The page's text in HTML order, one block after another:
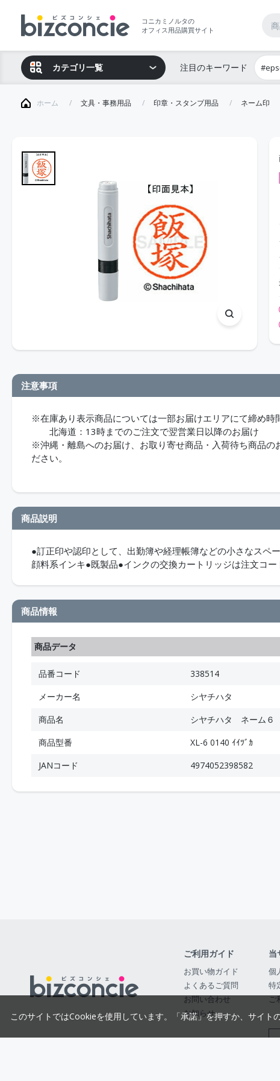
コニカミノルタの
オフィス用品購買サイト
カテゴリ一覧 注目のキーワード
ホーム 文具・事務用品 印章・スタンプ用品 ネーム印
注意事項
※在庫あり表示商品については一部お届けエリアにて締め時
北海道：13時までのご注文で翌営業日以降のお届け
※沖縄・離島へのお届け、お取り寄せ商品・入荷待ち商品
ださい。
商品説明
●訂正印や認印として、出勤簿や経理帳簿などの小さなスペ
顔料系インキ●既製品●インクの交換カートリッジは注文コー
商品情報
商品データ
品番コード
338514
メーカー名
シヤチハタ
商品名
シヤチハタ ネーム
商品型番
XL-6 0140 ｲｲﾂﾞｶ
JANコード
4974052398582
ご利用ガイド
お買い物ガイド
よくあるご質問
お問い合わせ
お知らせ
当
個
特
ご
このサイトではCookieを使用しています。「承諾」を押すか、サイト